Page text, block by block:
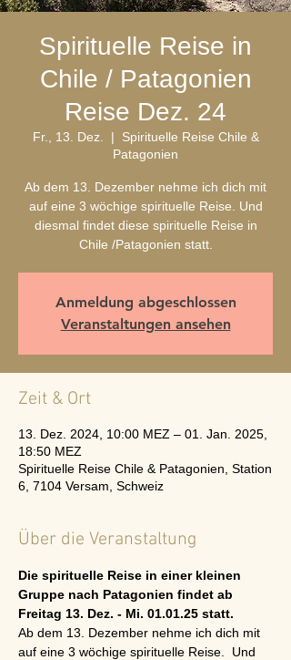
Spirituelle Reise in
Chile / Patagonien
Reise Dez. 24
Fr., 13. Dez.
  |
Spirituelle Reise Chile &
Patagonien
Ab dem 13. Dezember nehme ich dich mit
auf eine 3 wöchige spirituelle Reise. Und
diesmal findet diese spirituelle Reise in
Anmeldung abgeschlossen
Veranstaltungen ansehen
Zeit & Ort
13. Dez. 2024, 10:00 MEZ – 01. Jan. 2025,
18:50 MEZ
Spirituelle Reise Chile & Patagonien, Station
6, 7104 Versam, Schweiz
Über die Veranstaltung
Die spirituelle Reise in einer kleinen
Gruppe nach Patagonien findet ab
Freitag 13. Dez. - Mi. 01.01.25 statt.
Ab dem 13. Dezember nehme ich dich mit
auf eine 3 wöchige spirituelle Reise.  Und